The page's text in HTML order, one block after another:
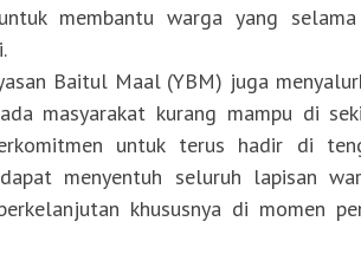
membantu warga yang
Baitul Maal (YBM) juga
masyarakat kurang mampu di
untuk terus hadir di
menyentuh seluruh lapisan
khususnya di momen